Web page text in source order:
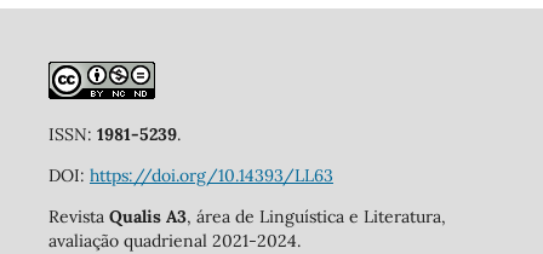
ISSN: 1981-5239.
DOI: https://doi.org/10.14393/LL63
Revista Qualis A3, área de Linguística e Literatura,
avaliação quadrienal 2021-2024.